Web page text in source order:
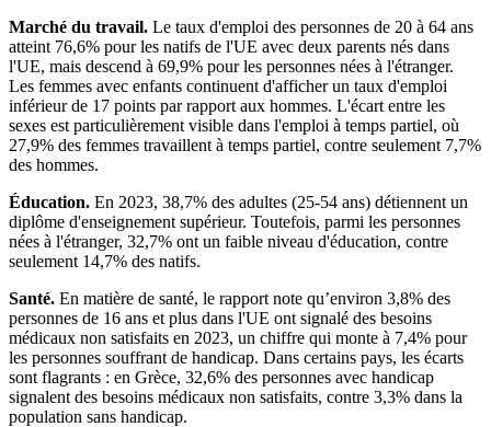
Marché du travail. Le taux d'emploi des personnes de 20 à 64 ans
atteint 76,6% pour les natifs de l'UE avec deux parents nés dans
l'UE, mais descend à 69,9% pour les personnes nées à l'étranger.
Les femmes avec enfants continuent d'afficher un taux d'emploi
inférieur de 17 points par rapport aux hommes. L'écart entre les
sexes est particulièrement visible dans l'emploi à temps partiel, où
27,9% des femmes travaillent à temps partiel, contre seulement 7,7%
des hommes.
Éducation. En 2023, 38,7% des adultes (25-54 ans) détiennent un
diplôme d'enseignement supérieur. Toutefois, parmi les personnes
nées à l'étranger, 32,7% ont un faible niveau d'éducation, contre
seulement 14,7% des natifs.
Santé. En matière de santé, le rapport note qu’environ 3,8% des
personnes de 16 ans et plus dans l'UE ont signalé des besoins
médicaux non satisfaits en 2023, un chiffre qui monte à 7,4% pour
les personnes souffrant de handicap. Dans certains pays, les écarts
sont flagrants : en Grèce, 32,6% des personnes avec handicap
signalent des besoins médicaux non satisfaits, contre 3,3% dans la
population sans handicap.